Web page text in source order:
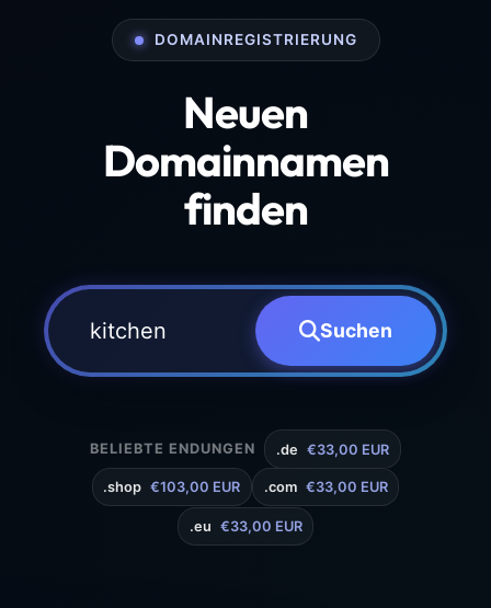
DOMAINREGISTRIERUNG
Neuen
Domainnamen
finden
Suchen
BELIEBTE ENDUNGEN .de €33,00 EUR
.shop €103,00 EUR .com €33,00 EUR
.eu €33,00 EUR